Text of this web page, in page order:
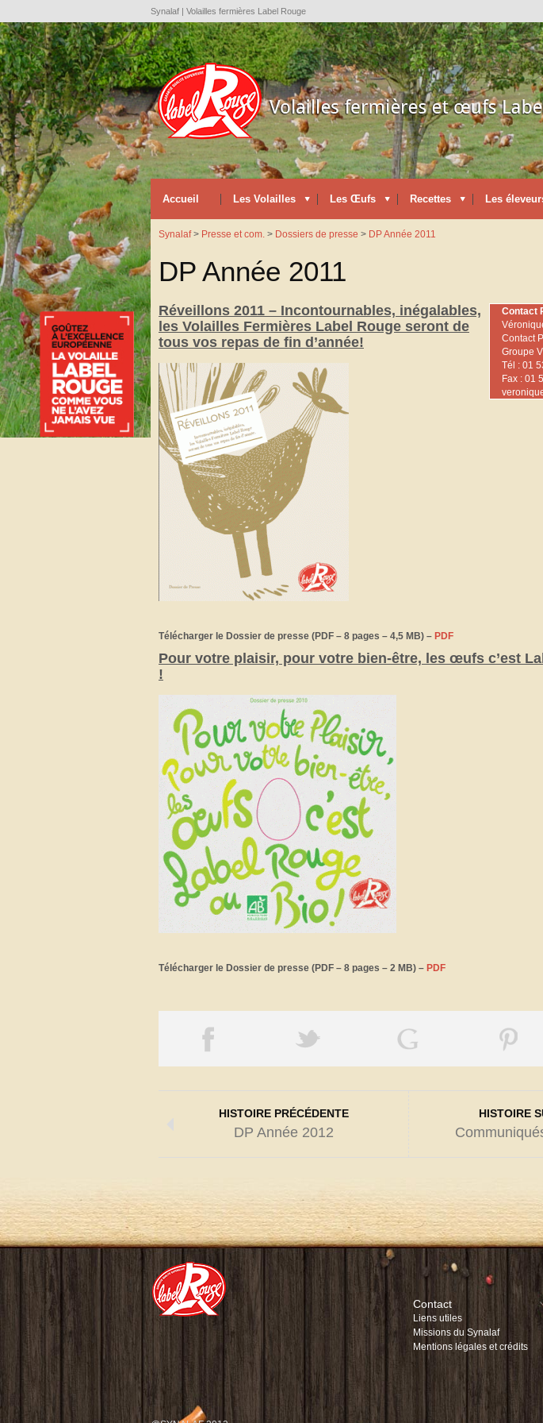
Synalaf | Volailles fermières Label Rouge
Accueil Les Volailles Les Œufs Recettes Les
Synalaf> Presse et com. > Dossiers de presse > DP Année 2011
DP Année 2011
Contact
Contact
Groupe
Tél : 01
Fax : 01
Réveillons 2011 – Incontournables, inégalables,
les Volailles Fermières Label Rouge seront de
tous vos repas de fin d’année!
Télécharger le Dossier de presse (PDF – 8 pages – 4,5 MB) – PDF
Pour votre plaisir, pour votre bien-être, les œufs c’est
!
Télécharger le Dossier de presse (PDF – 8 pages – 2 MB) – PDF
HISTOIRE PRÉCÉDENTE
DP Année 2012
HISTOIRE
Contact
Liens utiles
Missions du Synalaf
Mentions légales et crédits